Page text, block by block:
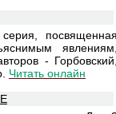
-
Читать онлайн